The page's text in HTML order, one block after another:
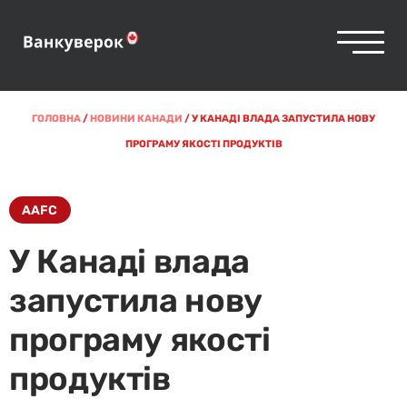
ГОЛОВНА/НОВИНИ КАНАДИ /У КАНАДІ ВЛАДА ЗАПУСТИЛА НОВУ
ПРОГРАМУ ЯКОСТІ ПРОДУКТІВ
AAFC
У Канаді влада
запустила нову
програму якості
продуктів